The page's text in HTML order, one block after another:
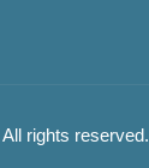
rights reserved.